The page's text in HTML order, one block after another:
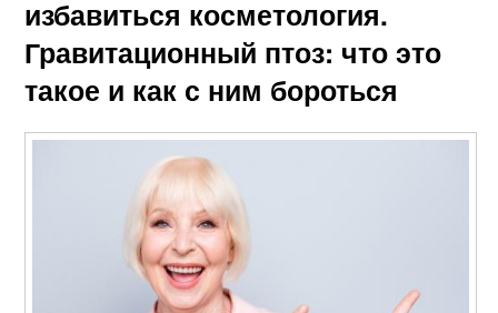
избавиться косметология.
Гравитационный птоз: что это
такое и как с ним бороться